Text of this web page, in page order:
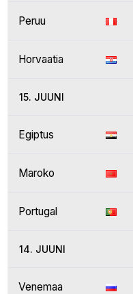
Peruu
Horvaatia
15. JUUNI
Egiptus
Maroko
Portugal
14. JUUNI
Venemaa